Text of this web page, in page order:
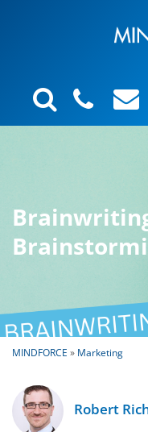
MINDFORCE » Marketing
Robert